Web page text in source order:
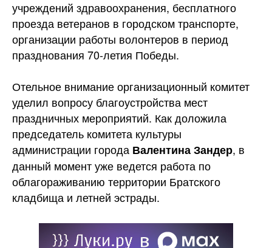
учреждений здравоохранения, бесплатного
проезда ветеранов в городском транспорте,
организации работы волонтеров в период
празднования 70-летия Победы.
Отельное внимание организационный комитет
уделил вопросу благоустройства мест
праздничных мероприятий. Как доложила
председатель комитета культуры
администрации города Валентина Зандер, в
данный момент уже ведется работа по
облагораживанию территории Братского
кладбища и летней эстрады.